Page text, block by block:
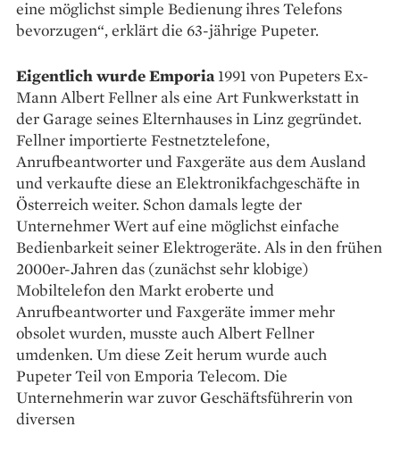
eine möglichst simple Bedienung ihres Telefons
bevorzugen“, erklärt die 63-jährige Pupeter.
Eigentlich wurde Emporia1991 von Pupeters Ex-
Mann Albert Fellner als eine Art Funkwerkstatt in
der Garage seines Elternhauses in Linz gegründet.
Fellner importierte Festnetztelefone,
Anrufbeantworter und Faxgeräte aus dem Ausland
und verkaufte diese an Elektronik­fachgeschäfte in
Österreich weiter. Schon damals legte der
Unternehmer Wert auf eine möglichst ein­fache
Bedienbarkeit seiner Elektro­geräte. Als in den frühen
2000er-Jahren das (zunächst sehr klobige)
Mobiltelefon den Markt eroberte und
Anrufbeantworter und Faxgeräte immer mehr
obsolet wurden, musste auch Albert Fellner
umdenken. Um diese Zeit herum wurde auch
Pupeter Teil von Emporia Telecom. Die
Unternehmerin war zuvor Geschäftsführerin von
diversen